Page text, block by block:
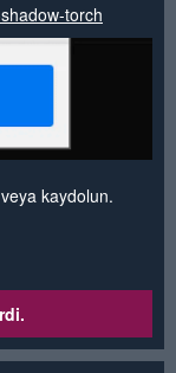
torch
kaydolun.